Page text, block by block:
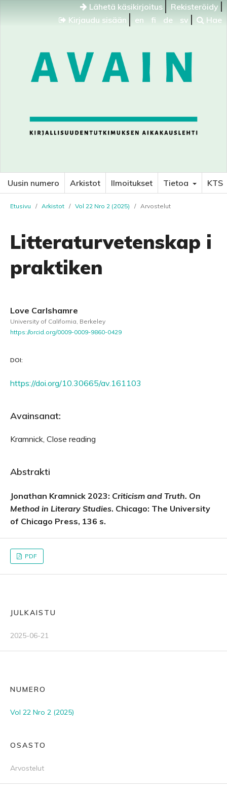
Lähetä käsikirjoitus
Rekisteröidy
Kirjaudu sisään
en fi de sv Hae
Uusin numero Arkistot Ilmoitukset Tietoa KTS
Etusivu / Arkistot / Vol 22 Nro 2 (2025) / Arvostelut
Litteraturvetenskap i
praktiken
Love Carlshamre
University of California, Berkeley
https://orcid.org/0009-0009-9860-0429
DOI:
https://doi.org/10.30665/av.161103
Avainsanat:
Kramnick, Close reading
Abstrakti
Jonathan Kramnick 2023: Criticism and Truth. On
Method in Literary Studies. Chicago: The University
of Chicago Press, 136 s.
PDF
JULKAISTU
2025-06-21
NUMERO
Vol 22 Nro 2 (2025)
OSASTO
Arvostelut